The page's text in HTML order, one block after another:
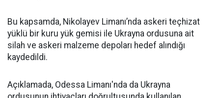
Bu kapsamda, Nikolayev Limanı’nda askeri teçhizat
yüklü bir kuru yük gemisi ile Ukrayna ordusuna ait
silah ve askeri malzeme depoları hedef alındığı
kaydedildi.
Açıklamada, Odessa Limanı'nda da Ukrayna